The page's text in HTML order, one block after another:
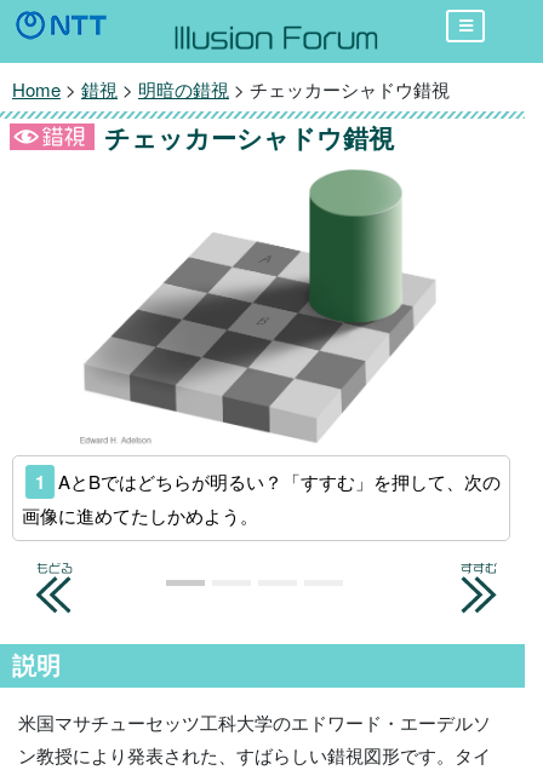
Home > 錯視 > 明暗の錯視 > チェッカーシャドウ錯視
チェッカーシャドウ錯視
1
AとBではどちらが明るい？「すすむ」を押して、次の
画像に進めてたしかめよう。
説明
米国マサチューセッツ工科大学のエドワード・エーデルソ
ン教授により発表された、すばらしい錯視図形です。タイ